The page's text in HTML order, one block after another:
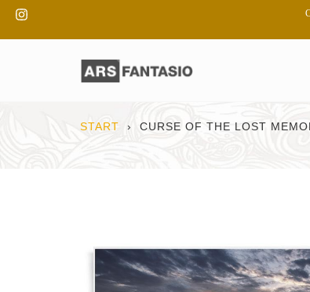
Direkt
zum
Inhalt
Instagram
START › CURSE OF THE LOST